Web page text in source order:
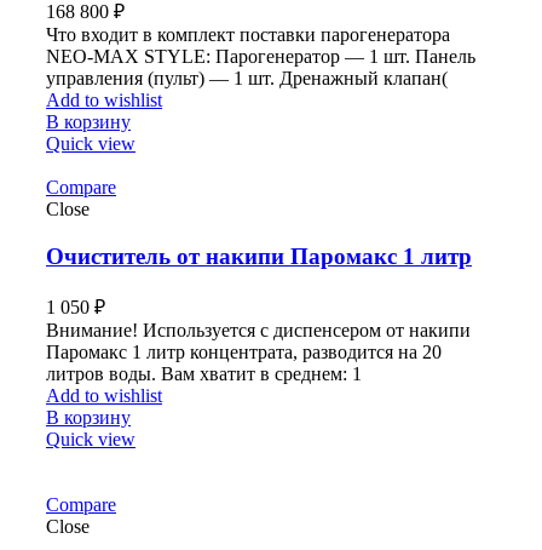
168 800 ₽
Что входит в комплект поставки парогенератора
NEO-MAX STYLE: Парогенератор — 1 шт. Панель
управления (пульт) — 1 шт. Дренажный клапан(
Add to wishlist
В корзину
Quick view
Compare
Close
Очиститель от накипи Паромакс 1 литр
1 050 ₽
Внимание! Используется с диспенсером от накипи
Паромакс 1 литр концентрата, разводится на 20
литров воды. Вам хватит в среднем: 1
Add to wishlist
В корзину
Quick view
Compare
Close